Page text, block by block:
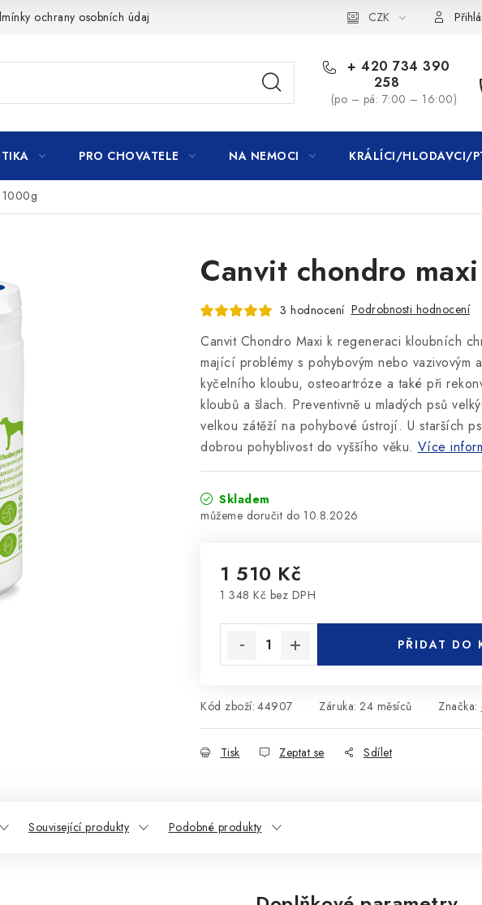
ochrany osobních údajů CZK
+ 420 734 390
258
(po – pá: 7:00 – 16:00)
PRO CHOVATELE NA NEMOCI KRÁLÍCI/HLODAVCI/
1000g
Canvit chondro
3 hodnocení Podrobnosti hodnocení
Canvit Chondro Maxi k regeneraci kloubních
mající problémy s pohybovým nebo vazivovým
kyčelního kloubu, osteoartróze a také při
kloubů a šlach. Preventivně u mladých psů
velkou zátěží na pohybové ústrojí. U starších
dobrou pohyblivost do vyššího věku. Více
Skladem
10.8.2026
1 510 Kč
1 348 Kč bez DPH
PŘIDAT DO
Kód zboží: 44907 Záruka: 24 měsíců Značka:
Tisk Zeptat se Sdílet
Související produkty Podobné produkty